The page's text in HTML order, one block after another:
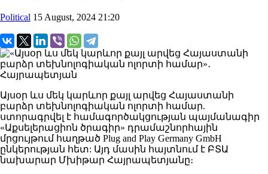
Political 15 August, 2024 21:20
Այսօր ևս մեկ կարևոր քայլ արվեց Հայաստանի
բարձր տեխնոլոգիական ոլորտի համար.
ստորագրվել է համագործակցության պայմանագիր
«Աքսելերացիոն ծրագիր» դրամաշնորհային
մրցույթում հաղթած Plug and Play Germany GmbH
ընկերության հետ: Այդ մասին հայտնում է ԲՏԱ
նախարար Մխիթար Հայրապետյանը։